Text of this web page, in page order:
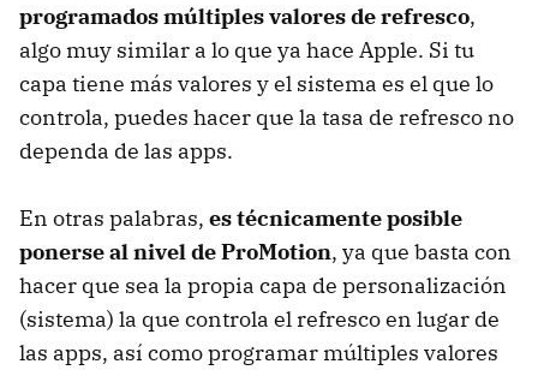
programados múltiples valores de refresco,
algo muy similar a lo que ya hace Apple. Si tu
capa tiene más valores y el sistema es el que lo
controla, puedes hacer que la tasa de refresco no
dependa de las apps.
En otras palabras, es técnicamente posible
ponerse al nivel de ProMotion, ya que basta con
hacer que sea la propia capa de personalización
(sistema) la que controla el refresco en lugar de
las apps, así como programar múltiples valores